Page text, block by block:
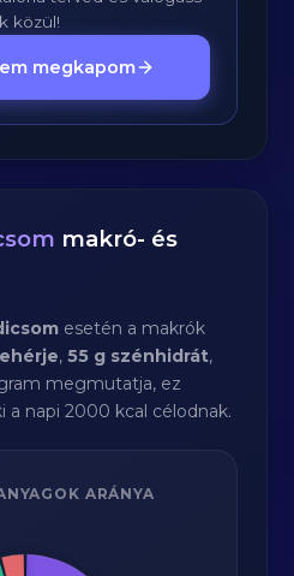
közül!
megkapom
makró- és
esetén a makrók
,55 g szénhidrát,
megmutatja, ez
a napi 2000 kcal célodnak.
ARÁNYA